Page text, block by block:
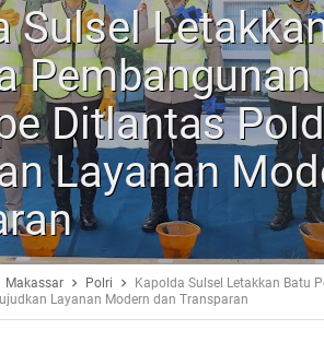
Sulsel
Pembangunan
Ditlantas
Layanan
Makassar Polri
Kapolda Sulsel Letakkan Batu
Layanan Modern dan Transparan